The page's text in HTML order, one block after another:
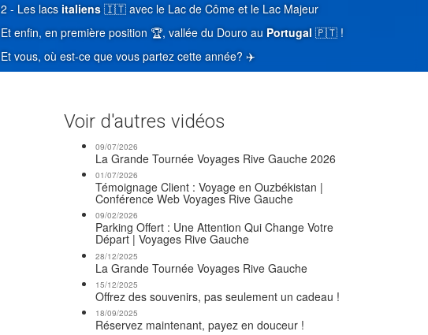
2 - Les lacsitaliens🇮🇹 avec le Lac de Côme et le Lac Majeur
Et enfin, en première position 🏆, vallée du Douro au Portugal🇵🇹 !
Et vous, où est-ce que vous partez cette année? ✈️
Voir d'autres vidéos
09/07/2026
La Grande Tournée Voyages Rive Gauche 2026
01/07/2026
Témoignage Client : Voyage en Ouzbékistan |
Conférence Web Voyages Rive Gauche
09/02/2026
Parking Offert : Une Attention Qui Change Votre
Départ | Voyages Rive Gauche
28/12/2025
La Grande Tournée Voyages Rive Gauche
15/12/2025
Offrez des souvenirs, pas seulement un cadeau !
18/09/2025
Réservez maintenant, payez en douceur !